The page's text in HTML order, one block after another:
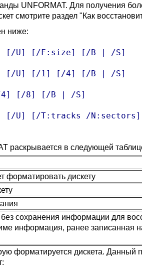
UNFORMAT. Для получения
смотрите раздел "Как
ниже:
[/U] [/F:size] [/B | /S]
[/U] [/1] [/4] [/B | /S]
4] [/8] [/B | /S]
[/U] [/T:tracks /N:sectors]
раскрывается в следующей
форматировать дискету
сохранения информации для
информация, ранее записанная
форматируется дискета. Данный